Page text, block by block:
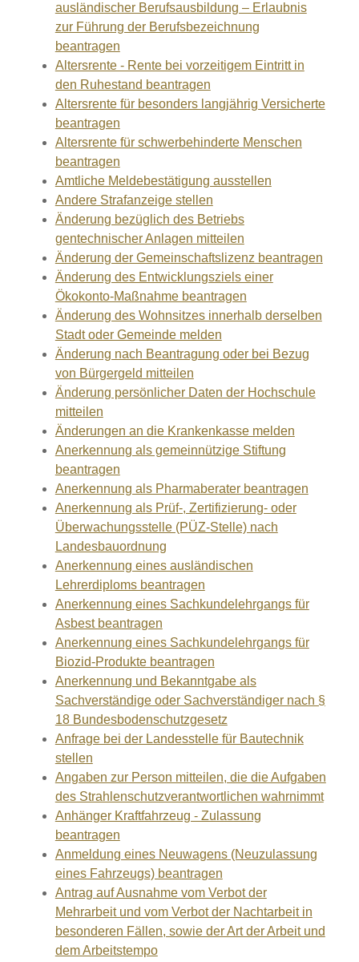
ausländischer Berufsausbildung – Erlaubnis
zur Führung der Berufsbezeichnung
beantragen
Altersrente - Rente bei vorzeitigem Eintritt in
den Ruhestand beantragen
Altersrente für besonders langjährig Versicherte
beantragen
Altersrente für schwerbehinderte Menschen
beantragen
Amtliche Meldebestätigung ausstellen
Andere Strafanzeige stellen
Änderung bezüglich des Betriebs
gentechnischer Anlagen mitteilen
Änderung der Gemeinschaftslizenz beantragen
Änderung des Entwicklungsziels einer
Ökokonto-Maßnahme beantragen
Änderung des Wohnsitzes innerhalb derselben
Stadt oder Gemeinde melden
Änderung nach Beantragung oder bei Bezug
von Bürgergeld mitteilen
Änderung persönlicher Daten der Hochschule
mitteilen
Änderungen an die Krankenkasse melden
Anerkennung als gemeinnützige Stiftung
beantragen
Anerkennung als Pharmaberater beantragen
Anerkennung als Prüf-, Zertifizierung- oder
Überwachungsstelle (PÜZ-Stelle) nach
Landesbauordnung
Anerkennung eines ausländischen
Lehrerdiploms beantragen
Anerkennung eines Sachkundelehrgangs für
Asbest beantragen
Anerkennung eines Sachkundelehrgangs für
Biozid-Produkte beantragen
Anerkennung und Bekanntgabe als
Sachverständige oder Sachverständiger nach §
18 Bundesbodenschutzgesetz
Anfrage bei der Landesstelle für Bautechnik
stellen
Angaben zur Person mitteilen, die die Aufgaben
des Strahlenschutzverantwortlichen wahrnimmt
Anhänger Kraftfahrzeug - Zulassung
beantragen
Anmeldung eines Neuwagens (Neuzulassung
eines Fahrzeugs) beantragen
Antrag auf Ausnahme vom Verbot der
Mehrarbeit und vom Verbot der Nachtarbeit in
besonderen Fällen, sowie der Art der Arbeit und
dem Arbeitstempo